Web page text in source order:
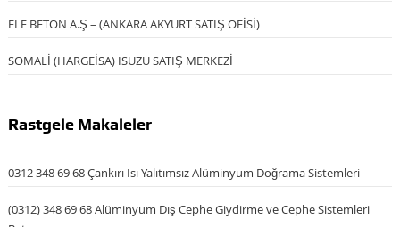
ELF BETON A.Ş – (ANKARA AKYURT SATIŞ OFİSİ)
SOMALİ (HARGEİSA) ISUZU SATIŞ MERKEZİ
Rastgele Makaleler
0312 348 69 68 Çankırı Isı Yalıtımsız Alüminyum Doğrama Sistemleri
(0312) 348 69 68 Alüminyum Dış Cephe Giydirme ve Cephe Sistemleri